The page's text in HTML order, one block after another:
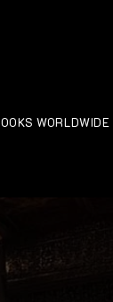
WORLDWIDE